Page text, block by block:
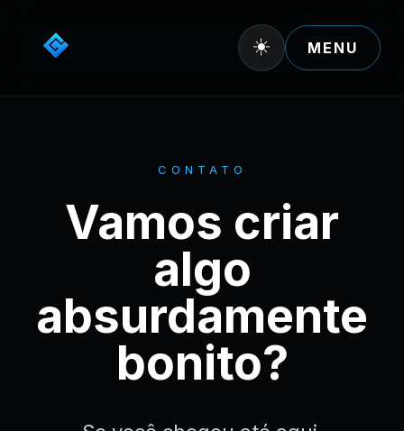
☀️ MENU
CONTATO
Vamos criar
algo
absurdamente
bonito?